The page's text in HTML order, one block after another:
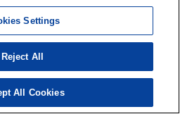
モール
トストア
モール
Settings
Reject All
All Cookies